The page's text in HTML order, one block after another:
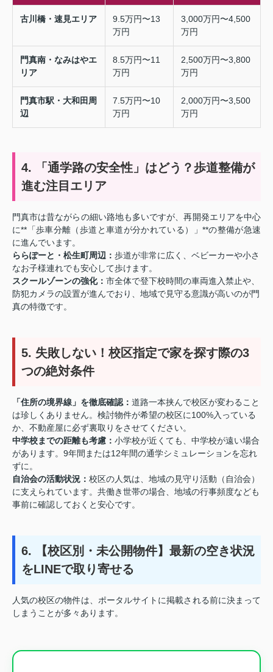
古川橋・速見エリア
9.5万円〜13
万円
3,000万円〜4,500
万円
門真南・なみはやエ
リア
8.5万円〜11
万円
2,500万円〜3,800
万円
門真市駅・大和田周
辺
7.5万円〜10
万円
2,000万円〜3,500
万円
4. 「通学路の安全性」はどう？歩道整備が
進む注目エリア
門真市は昔ながらの細い路地も多いですが、再開発エリアを中心
に**「歩車分離（歩道と車道が分かれている）」**の整備が急速
に進んでいます。
ららぽーと・松生町周辺： 歩道が非常に広く、ベビーカーや小さ
なお子様連れでも安心して歩けます。
スクールゾーンの強化： 市全体で登下校時間の車両進入禁止や、
防犯カメラの設置が進んでおり、地域で見守る意識が高いのが門
真の特徴です。
5. 失敗しない！校区指定で家を探す際の3
つの絶対条件
「住所の境界線」を徹底確認： 道路一本挟んで校区が変わること
は珍しくありません。検討物件が希望の校区に100%入っている
か、不動産屋に必ず裏取りをさせてください。
中学校までの距離も考慮： 小学校が近くても、中学校が遠い場合
があります。9年間または12年間の通学シミュレーションを忘れ
ずに。
自治会の活動状況： 校区の人気は、地域の見守り活動（自治会）
に支えられています。共働き世帯の場合、地域の行事頻度なども
事前に確認しておくと安心です。
6. 【校区別・未公開物件】最新の空き状況
をLINEで取り寄せる
人気の校区の物件は、ポータルサイトに掲載される前に決まって
しまうことが多々あります。